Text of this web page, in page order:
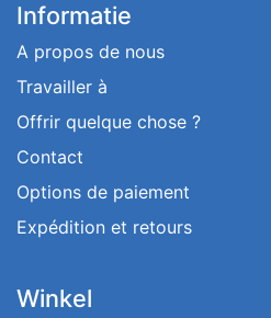
Informatie
A propos de nous
Travailler à
Offrir quelque chose ?
Contact
Options de paiement
Expédition et retours
Winkel